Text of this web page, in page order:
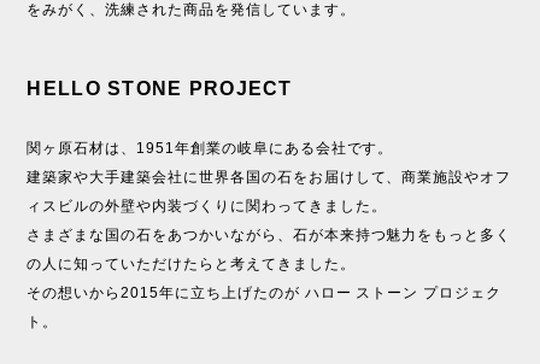
をみがく、洗練された商品を発信しています。
HELLO STONE PROJECT
関ヶ原石材は、1951年創業の岐阜にある会社です。
建築家や大手建築会社に世界各国の石をお届けして、商業施設やオフ
ィスビルの外壁や内装づくりに関わってきました。
さまざまな国の石をあつかいながら、石が本来持つ魅力をもっと多く
の人に知っていただけたらと考えてきました。
その想いから2015年に立ち上げたのが ハロー ストーン プロジェク
ト。